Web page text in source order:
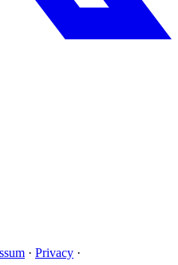
· Privacy ·